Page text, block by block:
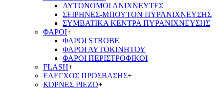
ΑΥΤΟΝΟΜΟΙ ΑΝΙΧΝΕΥΤΕΣ
ΣΕΙΡΗΝΕΣ-ΜΠΟΥΤΟΝ ΠΥΡΑΝΙΧΝΕΥΣΗΣ
ΣΥΜΒΑΤΙΚΑ ΚΕΝΤΡΑ ΠΥΡΑΝΙΧΝΕΥΣΗΣ
ΦΑΡΟΙ+
ΦΑΡΟΙ STROBE
ΦΑΡΟΙ ΑΥΤΟΚΙΝΗΤΟΥ
ΦΑΡΟΙ ΠΕΡΙΣΤΡΟΦΙΚΟΙ
FLASH+
ΕΛΕΓΧΟΣ ΠΡΟΣΒΑΣΗΣ+
ΚΟΡΝΕΣ PIEZO+